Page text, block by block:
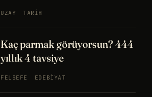
UZAY TARIH
Kaç parmak görüyorsun? 444
yıllık 4 tavsiye
FELSEFE EDEBIYAT